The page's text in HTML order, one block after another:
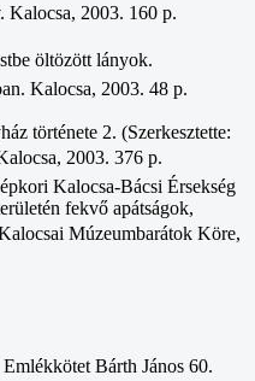
Kalocsa, 2003. 160 p.
öltözött lányok.
Kalocsa, 2003. 48 p.
története 2. (Szerkesztette:
2003. 376 p.
Kalocsa-Bácsi Érsekség
fekvő apátságok,
Múzeumbarátok Köre,
Bárth János 60.